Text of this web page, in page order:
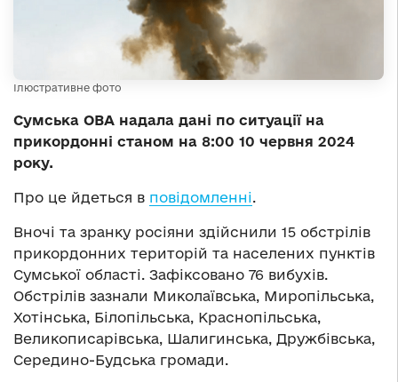
Ілюстративне фото
Сумська ОВА надала дані по ситуації на
прикордонні станом на 8:00 10 червня 2024
року.
Про це йдеться в повідомленні.
Вночі та зранку росіяни здійснили 15 обстрілів
прикордонних територій та населених пунктів
Сумської області. Зафіксовано 76 вибухів.
Обстрілів зазнали Миколаївська, Миропільська,
Хотінська, Білопільська, Краснопільська,
Великописарівська, Шалигинська, Дружбівська,
Середино-Будська громади.